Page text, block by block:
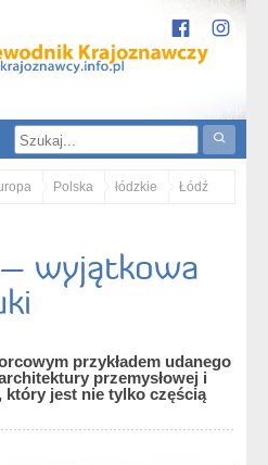
Polska łódzkie Łódź
kolekcja sztuki
wyjątkowa
przykładem udanego
przemysłowej i
który jest nie tylko częścią